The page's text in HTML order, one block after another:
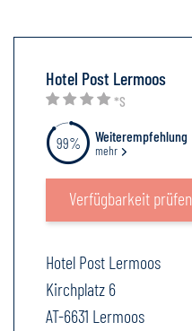
Hotel Post Lermoos
*S
99% Weiterempfehlung
mehr
Verfügbarkeit prüfen
Hotel Post Lermoos
Kirchplatz 6
AT-6631 Lermoos